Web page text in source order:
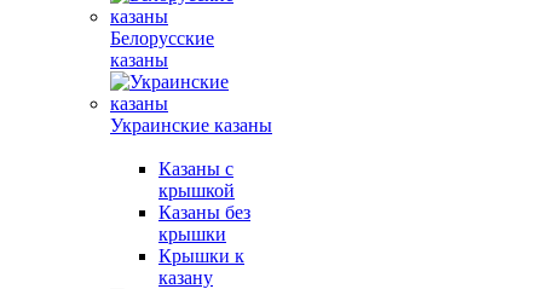
Белорусские
казаны
Украинские казаны
Казаны с
крышкой
Казаны без
крышки
Крышки к
казану